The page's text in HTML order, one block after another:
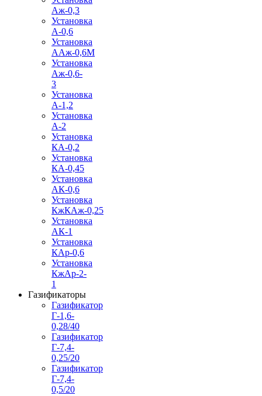
Аж-0,3
Установка
А-0,6
Установка
ААж-0,6М
Установка
Аж-0,6-
3
Установка
А-1,2
Установка
А-2
Установка
КА-0,2
Установка
КА-0,45
Установка
АК-0,6
Установка
КжКАж-0,25
Установка
АК-1
Установка
КАр-0,6
Установка
КжАр-2-
1
Газификаторы
Газификатор
Г-1,6-
0,28/40
Газификатор
Г-7,4-
0,25/20
Газификатор
Г-7,4-
0,5/20